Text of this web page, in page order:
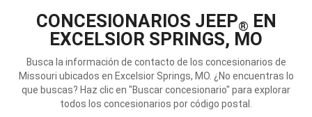
CONCESIONARIOS JEEP® EN
EXCELSIOR SPRINGS, MO
Busca la información de contacto de los concesionarios de
Missouri ubicados en Excelsior Springs, MO. ¿No encuentras lo
que buscas? Haz clic en "Buscar concesionario" para explorar
todos los concesionarios por código postal.